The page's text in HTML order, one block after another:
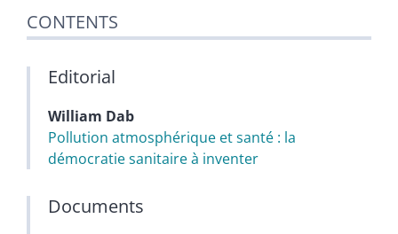
CONTENTS
Editorial
William Dab
Pollution atmosphérique et santé : la
démocratie sanitaire à inventer
Documents